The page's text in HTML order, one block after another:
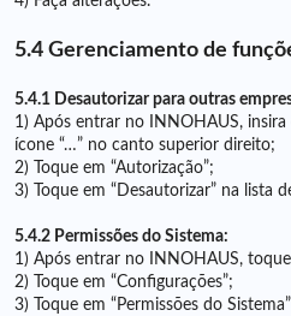
5.4 Gerenciamento de
5.4.1 Desautorizar para outras
1) Após entrar no INNOHAUS,
ícone “…” no canto superior direito;
2) Toque em “Autorização”;
3) Toque em “Desautorizar” na lista
5.4.2 Permissões do Sistema:
1) Após entrar no INNOHAUS, toque
2) Toque em “Configurações”;
3) Toque em “Permissões do